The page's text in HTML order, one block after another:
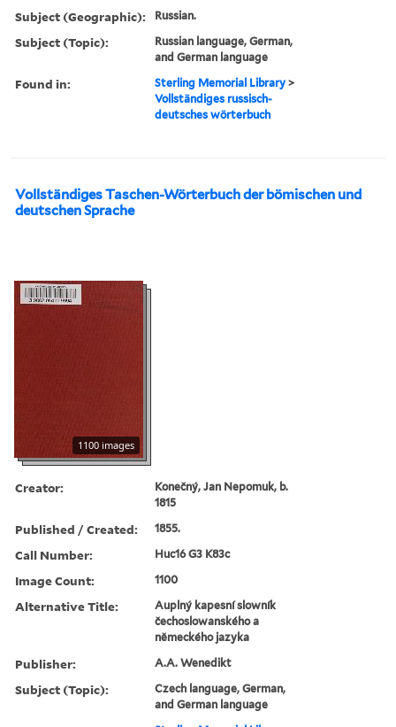
Subject (Geographic): Russian.
Subject (Topic):
Russian language, German,
and German language
Found in: Sterling Memorial Library >
Vollständiges russisch-
deutsches wörterbuch
Vollständiges Taschen-Wörterbuch der bömischen und
deutschen Sprache
1100 images
Creator:
Konečný, Jan Nepomuk, b.
1815
Published / Created: 1855.
Call Number: Huc16 G3 K83c
Image Count: 1100
Alternative Title:
Auplný kapesní slowník
čechoslowanského a
německého jazyka
Publisher: A.A. Wenedikt
Subject (Topic):
Czech language, German,
and German language